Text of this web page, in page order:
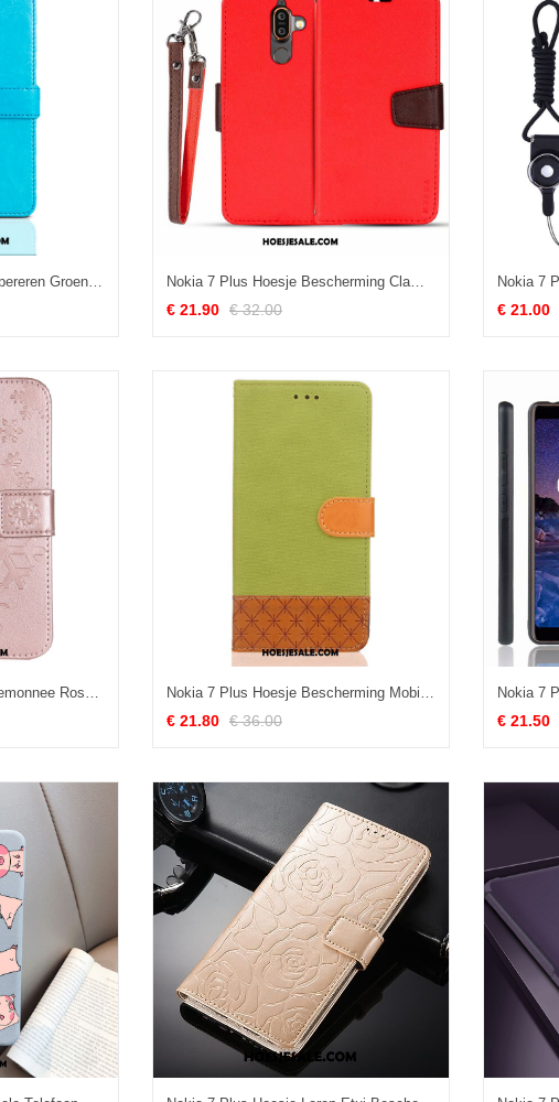
Nokia 7 Plus Hoesje Tempereren Groen Mobiele Telefoon Clamshell Pu Sale Nokia 7 Plus Hoesje Bescherming Clamshell Leren Etui Rood Mobiele Telefoon Goedkoop
€ 21.90 € 32.00 € 21.00
Nokia 7 Plus Hoesje Portemonnee Rose Goud Hoes Mobiele Telefoon Folio Aanbiedingen Nokia 7 Plus Hoesje Bescherming Mobiele Telefoon Siliconen Hoes Clamshell Goedkoop
€ 21.80 € 36.00 € 21.50